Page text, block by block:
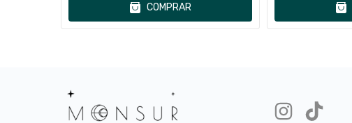
COMPRAR